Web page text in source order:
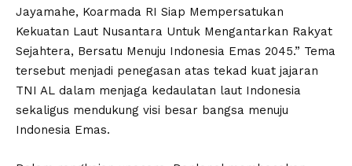
Jayamahe, Koarmada RI Siap Mempersatukan
Kekuatan Laut Nusantara Untuk Mengantarkan Rakyat
Sejahtera, Bersatu Menuju Indonesia Emas 2045.” Tema
tersebut menjadi penegasan atas tekad kuat jajaran
TNI AL dalam menjaga kedaulatan laut Indonesia
sekaligus mendukung visi besar bangsa menuju
Indonesia Emas.